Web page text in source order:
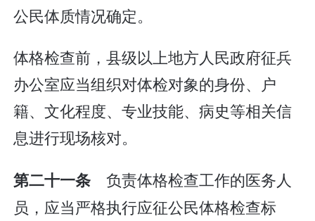
公民体质情况确定。
体格检查前，县级以上地方人民政府征兵
办公室应当组织对体检对象的身份、户
籍、文化程度、专业技能、病史等相关信
息进行现场核对。
第二十一条 负责体格检查工作的医务人
员，应当严格执行应征公民体格检查标